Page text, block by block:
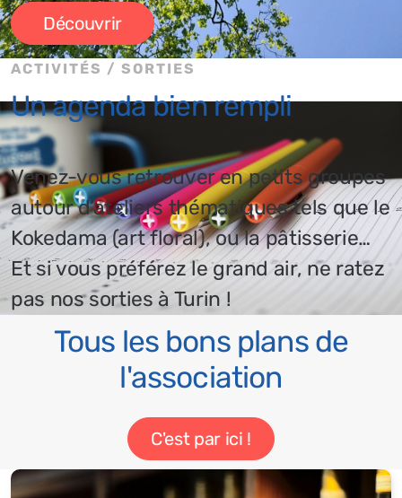
Découvrir
ACTIVITÉS / SORTIES
Un agenda bien rempli
Venez-vous retrouver en petits groupes
autour d’ateliers thématiques tels que le
Kokedama (art floral), ou la pâtisserie…
Et si vous préférez le grand air, ne ratez
pas nos sorties à Turin !
Tous les bons plans de
l'association
C'est par ici !